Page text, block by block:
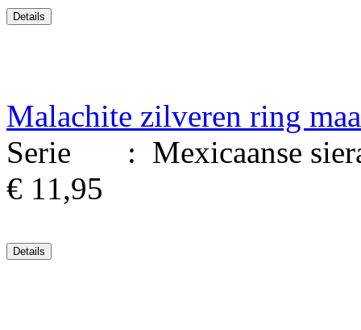
Malachite zilveren ring
Serie : Mexicaanse
€ 11,95